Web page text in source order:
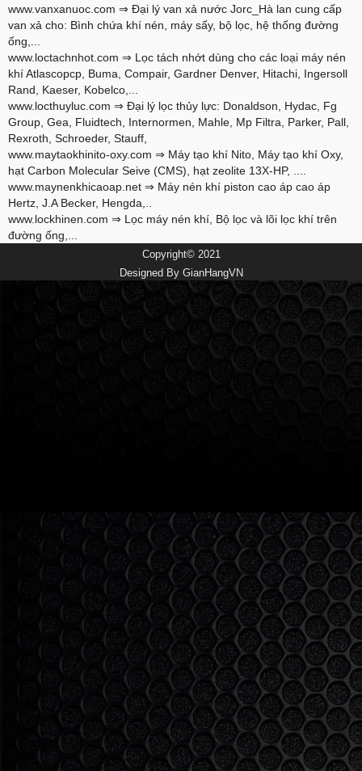
www.vanxanuoc.com ⇒ Đại lý van xả nước Jorc_Hà lan cung cấp
van xả cho: Bình chứa khí nén, máy sấy, bộ lọc, hệ thống đường
ống,...
www.loctachnhot.com ⇒ Lọc tách nhớt dùng cho các loại máy nén
khí Atlascopcp, Buma, Compair, Gardner Denver, Hitachi, Ingersoll
Rand, Kaeser, Kobelco,...
www.locthuyluc.com ⇒ Đại lý lọc thủy lực: Donaldson, Hydac, Fg
Group, Gea, Fluidtech, Internormen, Mahle, Mp Filtra, Parker, Pall,
Rexroth, Schroeder, Stauff,
www.maytaokhinito-oxy.com ⇒ Máy tạo khí Nito, Máy tạo khí Oxy,
hạt Carbon Molecular Seive (CMS), hạt zeolite 13X-HP, ....
www.maynenkhicaoap.net ⇒ Máy nén khí piston cao áp cao áp
Hertz, J.A Becker, Hengda,..
www.lockhinen.com ⇒ Lọc máy nén khí, Bộ lọc và lõi lọc khí trên
đường ống,...
Copyright© 2021
Designed By GianHangVN